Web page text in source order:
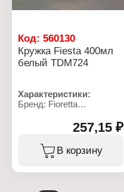
Код: 560130
Кружка Fiesta 400мл
белый TDM724
Характеристики:
Бренд: Fioretta
Коллекция: "Fiesta"
Тип товара: Кружка
Цвет: белый
Высота: 9,5 см
Объем: 400 мл
257,15 ₽
В корзину